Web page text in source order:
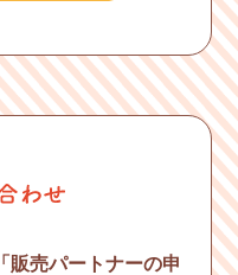
「販売パートナーの申